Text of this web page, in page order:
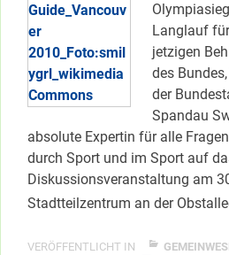
Langlauf
jetzigen
des
der
Spandau
absolute Expertin für alle
durch Sport und im Sport auf
Diskussionsveranstaltung am
Stadtteilzentrum an der
VERÖFFENTLICHT IN